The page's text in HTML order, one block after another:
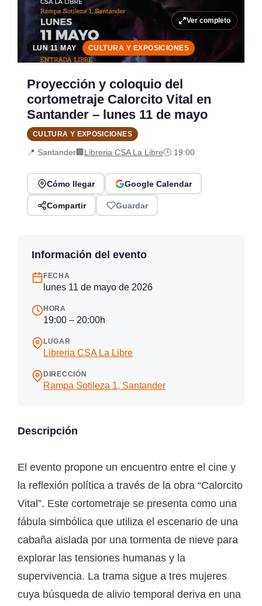
Ver completo
LUN 11 MAY CULTURA Y EXPOSICIONES
Proyección y coloquio del
cortometraje Calorcito Vital en
Santander – lunes 11 de mayo
CULTURA Y EXPOSICIONES
📍 Santander🏢 Libreria CSA La Libre🕒 19:00
Cómo llegar Google Calendar
Compartir Guardar
Información del evento
FECHA
lunes 11 de mayo de 2026
HORA
19:00 – 20:00h
LUGAR
Libreria CSA La Libre
DIRECCIÓN
Rampa Sotileza 1, Santander
Descripción
El evento propone un encuentro entre el cine y
la reflexión política a través de la obra “Calorcito
Vital”. Este cortometraje se presenta como una
fábula simbólica que utiliza el escenario de una
cabaña aislada por una tormenta de nieve para
explorar las tensiones humanas y la
supervivencia. La trama sigue a tres mujeres
cuya búsqueda de alivio temporal deriva en una